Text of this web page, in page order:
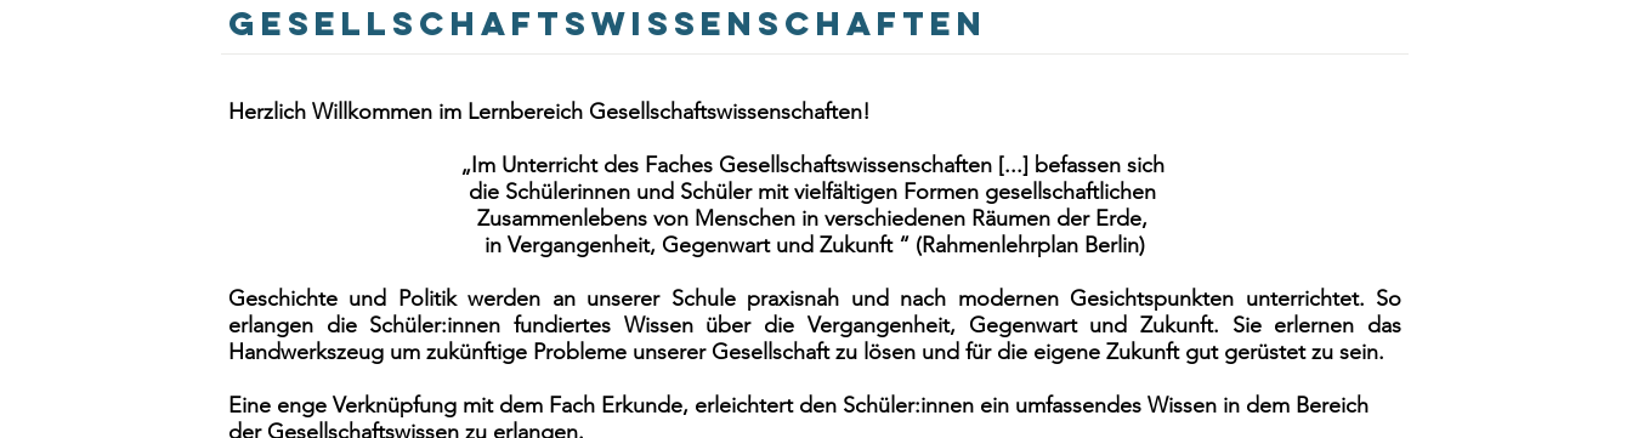
Gesellschaftswissenschaften
Herzlich Willkommen im Lernbereich Gesellschaftswissenschaften!
„Im Unterricht des Faches Gesellschaftswissenschaften [...] befassen sich
die Schülerinnen und Schüler mit vielfältigen Formen gesellschaftlichen
Zusammenlebens von Menschen in verschiedenen Räumen der Erde,
in Vergangenheit, Gegenwart und Zukunft “ (Rahmenlehrplan Berlin)
Geschichte und Politik werden an unserer Schule praxisnah und nach modernen Gesichtspunkten unterrichtet. So
erlangen die Schüler:innen fundiertes Wissen über die Vergangenheit, Gegenwart und Zukunft. Sie erlernen das
Handwerkszeug um zukünftige Probleme unserer Gesellschaft zu lösen und für die eigene Zukunft gut gerüstet zu sein.
Eine enge Verknüpfung mit dem Fach Erkunde, erleichtert den Schüler:innen ein umfassendes Wissen in dem Bereich
der Gesellschaftswissen zu erlangen.